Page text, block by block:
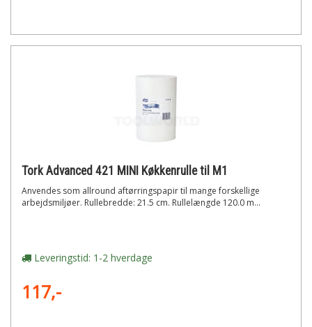
Tork Advanced 421 MINI Køkkenrulle til M1
Anvendes som allround aftørringspapir til mange forskellige
arbejdsmiljøer. Rullebredde: 21.5 cm. Rullelængde 120.0 m...
Leveringstid: 1-2 hverdage
117,-